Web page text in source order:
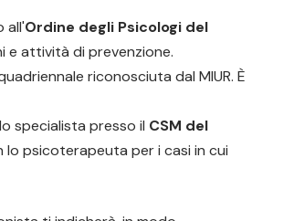
all'Ordine degli Psicologi del
e attività di prevenzione.
riconosciuta dal MIUR. È
specialista presso il CSM del
lo psicoterapeuta per i casi in cui